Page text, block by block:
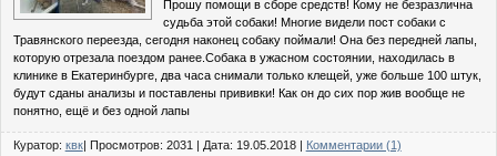
Прошу помощи в сборе средств! Кому не безразлична
судьба этой собаки! Многие видели пост собаки с
Травянского переезда, сегодня наконец собаку поймали! Она без передней лапы,
которую отрезала поездом ранее.Собака в ужасном состоянии, находилась в
клинике в Екатеринбурге, два часа снимали только клещей, уже больше 100 штук,
будут сданы анализы и поставлены прививки! Как он до сих пор жив вообще не
понятно, ещё и без одной лапы
Куратор: квк| Просмотров: 2031 | Дата: 19.05.2018 Комментарии (1)